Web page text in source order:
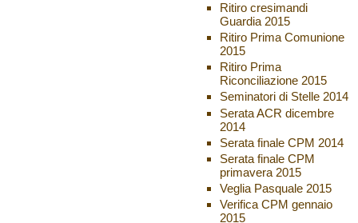
Ritiro cresimandi
Guardia 2015
Ritiro Prima Comunione
2015
Ritiro Prima
Riconciliazione 2015
Seminatori di Stelle 2014
Serata ACR dicembre
2014
Serata finale CPM 2014
Serata finale CPM
primavera 2015
Veglia Pasquale 2015
Verifica CPM gennaio
2015